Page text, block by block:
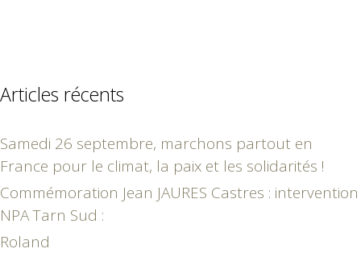
Articles récents
Samedi 26 septembre, marchons partout en
France pour le climat, la paix et les solidarités !
Commémoration Jean JAURES Castres : intervention
NPA Tarn Sud :
Roland